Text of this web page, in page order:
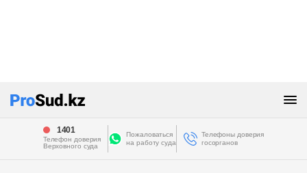
1401
Телефон доверия
Верховного суда
Пожаловаться
на работу суда
Телефоны доверия
госорганов